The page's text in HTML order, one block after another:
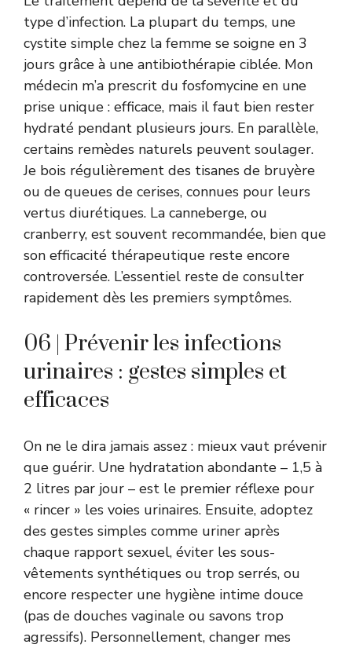
type d’infection. La plupart du temps, une
cystite simple chez la femme se soigne en 3
jours grâce à une antibiothérapie ciblée. Mon
médecin m’a prescrit du fosfomycine en une
prise unique : efficace, mais il faut bien rester
hydraté pendant plusieurs jours. En parallèle,
certains remèdes naturels peuvent soulager.
Je bois régulièrement des tisanes de bruyère
ou de queues de cerises, connues pour leurs
vertus diurétiques. La canneberge, ou
cranberry, est souvent recommandée, bien que
son efficacité thérapeutique reste encore
controversée. L’essentiel reste de consulter
rapidement dès les premiers symptômes.
06 | Prévenir les infections
urinaires : gestes simples et
efficaces
On ne le dira jamais assez : mieux vaut prévenir
que guérir. Une hydratation abondante – 1,5 à
2 litres par jour – est le premier réflexe pour
« rincer » les voies urinaires. Ensuite, adoptez
des gestes simples comme uriner après
chaque rapport sexuel, éviter les sous-
vêtements synthétiques ou trop serrés, ou
encore respecter une hygiène intime douce
(pas de douches vaginale ou savons trop
agressifs). Personnellement, changer mes